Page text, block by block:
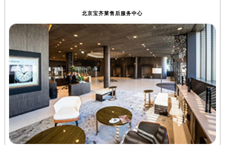
北京宝齐莱售后服务中心